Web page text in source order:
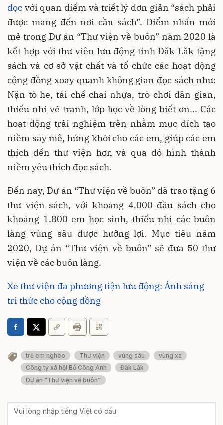
đọc với quan điểm và triết lý đơn giản “sách phải
được mang đến nơi cần sách”. Điểm nhấn mới
mẻ trong Dự án “Thư viện về buôn” năm 2020 là
kết hợp với thư viên lưu động tỉnh Đăk Lăk tặng
sách và cơ sở vật chất và tổ chức các hoạt động
cộng đồng xoay quanh không gian đọc sách như:
Nặn tò he, tái chế chai nhựa, trò chơi dân gian,
thiếu nhi vẽ tranh, lớp học về lòng biết ơn... Các
hoạt động trải nghiệm trên nhằm mục đích tạo
niềm say mê, hứng khởi cho các em, giúp các em
thích đến thư viện hơn và qua đó hình thành
niềm yêu thích đọc sách.
Đến nay, Dự án “Thư viện về buôn” đã trao tặng 6
thư viện sách, với khoảng 4.000 đầu sách cho
khoảng 1.800 em học sinh, thiếu nhi các buôn
làng vùng sâu được hưởng lợi. Mục tiêu năm
2020, Dự án “Thư viện về buôn” sẽ đưa 50 thư
viện về các buôn làng.
Xe thư viện đa phương tiện lưu động: Ánh sáng
tri thức cho cộng đồng
trẻ em nghèo Thư viện vùng sâu
vùng xa
Công ty xã hội Bồ Công Anh
Đăk Lăk
Dự án “Thư viện về buôn”